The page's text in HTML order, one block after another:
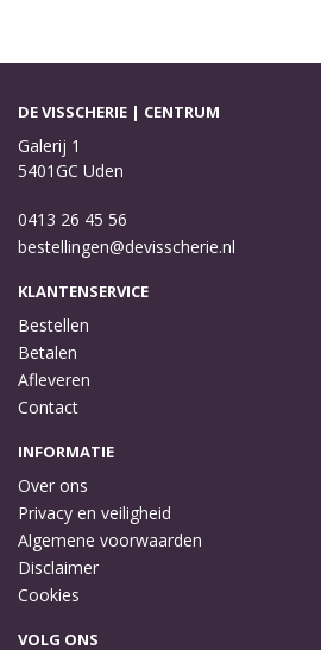
DE VISSCHERIE | CENTRUM
Galerij 1
5401GC Uden
0413 26 45 56
bestellingen@devisscherie.nl
KLANTENSERVICE
Bestellen
Betalen
Afleveren
Contact
INFORMATIE
Over ons
Privacy en veiligheid
Algemene voorwaarden
Disclaimer
Cookies
VOLG ONS